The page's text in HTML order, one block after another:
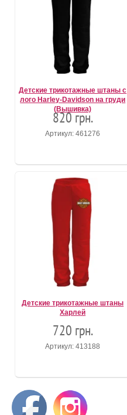
Детские трикотажные штаны с
лого Harley-Davidson на груди
(Вышивка)
820 грн.
Артикул: 461276
Детские трикотажные штаны
Харлей
720 грн.
Артикул: 413188